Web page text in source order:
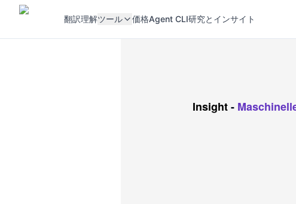
翻訳理解ツール 価格Agent CLI研究とインサイト
Insight-